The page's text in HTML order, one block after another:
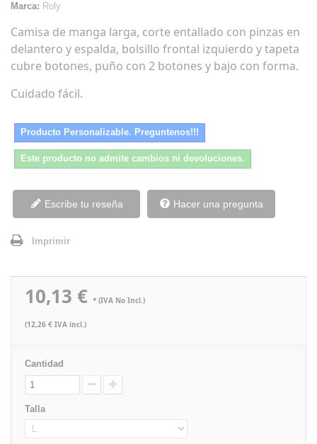
Marca: Roly
Camisa de manga larga, corte entallado con pinzas en
delantero y espalda, bolsillo frontal izquierdo y tapeta
cubre botones, puño con 2 botones y bajo con forma.
Cuidado fácil.
Producto Personalizable. Preguntenos!!!
Este producto no admite cambios ni devoluciones.
Escribe tu reseña Hacer una pregunta
Imprimir
10,13 € * (IVA No Incl.)
(12,26 € IVA incl.)
Cantidad
Talla